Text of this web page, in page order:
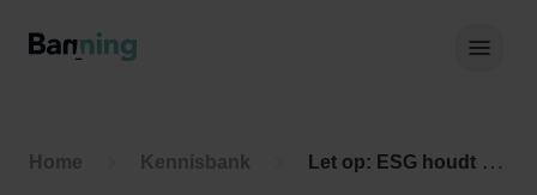
Home Kennisbank Let op: ESG houdt (toe)leveranciers in het vizier